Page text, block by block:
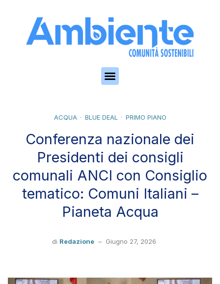
ACQUA BLUE DEAL PRIMO PIANO
Conferenza nazionale dei
Presidenti dei consigli
comunali ANCI con Consiglio
tematico: Comuni Italiani –
Pianeta Acqua
di Redazione – Giugno 27, 2026